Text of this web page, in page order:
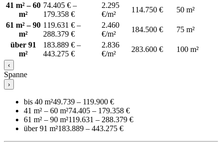
41 m² – 60
m²
74.405 € –
179.358 €
2.295
€/m²
114.750 €
50 m²
61 m² – 90
m²
119.631 € –
288.379 €
2.460
€/m²
184.500 €
75 m²
über 91
m²
183.889 € –
443.275 €
2.836
€/m²
283.600 € 100 m²
‹
Spanne
›
bis 40 m²49.739 – 119.900 €
41 m² – 60 m²74.405 – 179.358 €
61 m² – 90 m²119.631 – 288.379 €
über 91 m²183.889 – 443.275 €